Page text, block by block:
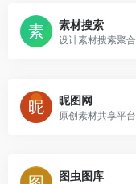
素材搜索
设计素材搜索聚合
昵图网
原创素材共享平台
图虫图库